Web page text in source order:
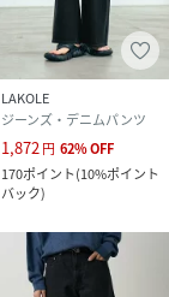
LAKOLE
ジーンズ・デニムパンツ
1,872円 62%OFF
170ポイント(10%ポイント
バック)